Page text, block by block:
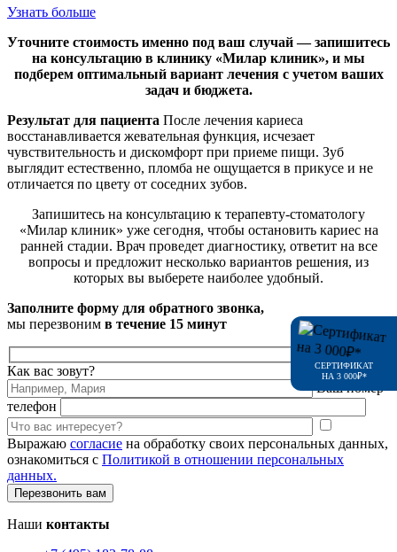
Узнать больше
Уточните стоимость именно под ваш случай — запишитесь
на консультацию в клинику «Милар клиник», и мы
подберем оптимальный вариант лечения с учетом ваших
задач и бюджета.
Результат для пациента После лечения кариеса
восстанавливается жевательная функция, исчезает
чувствительность и дискомфорт при приеме пищи. Зуб
выглядит естественно, пломба не ощущается в прикусе и не
отличается по цвету от соседних зубов.
Запишитесь на консультацию к терапевту-стоматологу
«Милар клиник» уже сегодня, чтобы остановить кариес на
ранней стадии. Врач проведет диагностику, ответит на все
вопросы и предложит несколько вариантов решения, из
которых вы выберете наиболее удобный.
Заполните форму для обратного звонка,
мы перезвоним в течение 15 минут
Как вас зовут?
Ваш номер
телефон
Выражаю согласие на обработку своих персональных данных,
ознакомиться с Политикой в отношении персональных
данных.
Наши контакты
СЕРТИФИКАТ
НА 3 000₽*